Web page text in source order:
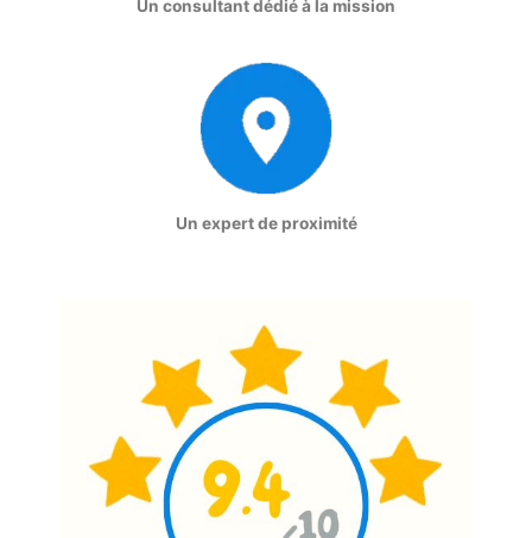
Un consultant dédié à la mission
Un expert de proximité